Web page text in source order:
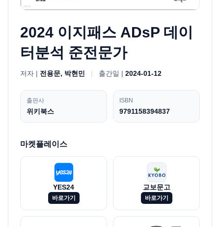
2024 이지패스 ADsP 데이
터분석 준전문가
저자 | 전용문, 박현민 | 출간일 | 2024-01-12
출판사
위키북스
ISBN
9791158394837
마켓플레이스
YES24
바로가기
교보문고
바로가기